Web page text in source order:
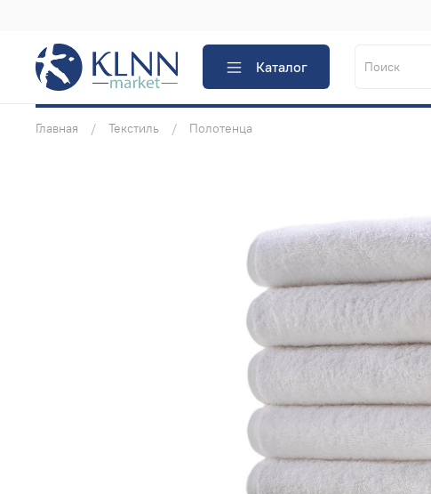
Каталог
Главная Текстиль
Полотенца